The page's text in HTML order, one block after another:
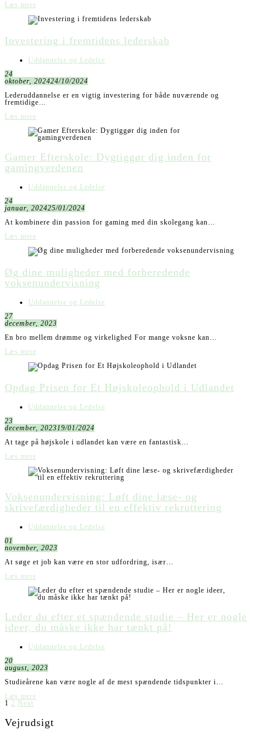
Læs mere
Investering i fremtidens lederskab
Uddannelse og Ledelse
24
oktober, 202424/10/2024
Lederuddannelse er en vigtig investering for både nuværende og
fremtidige…
Læs mere
Gamer Efterskole: Dygtiggør dig inden for
gamingverdenen
Uddannelse og Ledelse
24
januar, 202425/01/2024
At kombinere din passion for gaming med din skolegang kan…
Læs mere
Øg dine muligheder med forberedende
voksenundervisning
Uddannelse og Ledelse
27
december, 2023
En bro mellem drømme og virkelighed For mange voksne kan…
Læs mere
Opdag Prisen for Et Højskoleophold i Udlandet
Uddannelse og Ledelse
23
december, 202319/01/2024
At tage på højskole i udlandet kan være en fantastisk…
Læs mere
Voksenundervisning: Løft dine læse- og
skrivefærdigheder til en effektiv rekruttering
Uddannelse og Ledelse
01
november, 2023
At søge et job kan være en stor udfordring, især…
Læs mere
Leder du efter et spændende studie – Her er nogle
ideer, du måske ikke har tænkt på!
Uddannelse og Ledelse
20
august, 2023
Studieårene kan være nogle af de mest spændende tidspunkter i…
Læs mere
Indlægsinddeling
1 2 Next
Vejrudsigt